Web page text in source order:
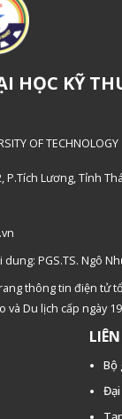
HỌC KỸ
OF TECHNOLOGY
P.Tích Lương, Tỉnh
PGS.TS. Ngô
thông tin điện tử
và Du lịch cấp ngày
Bộ